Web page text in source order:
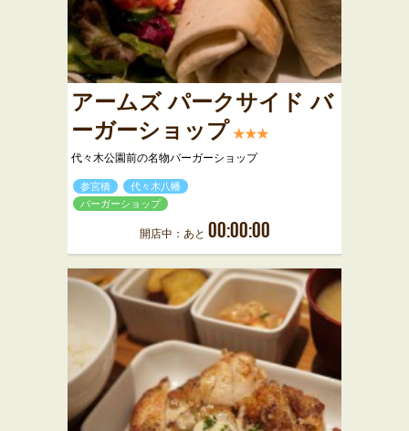
アームズ パークサイド バ
ーガーショップ ★★★
代々木公園前の名物バーガーショップ
参宮橋
代々木八幡
バーガーショップ
開店中：あと 00:00:00